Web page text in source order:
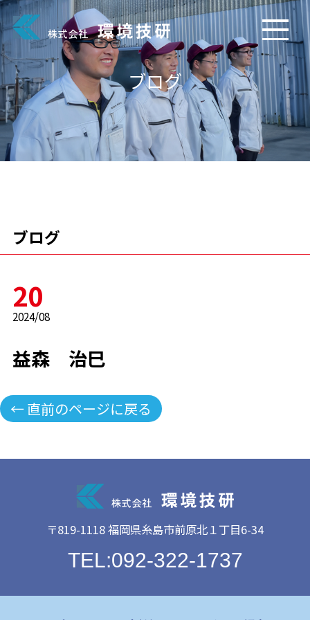
ブログ
ブログ
20
2024/08
益森 治巳
← 直前のページに戻る
〒819-1118 福岡県糸島市前原北１丁目6-34
TEL:092-322-1737